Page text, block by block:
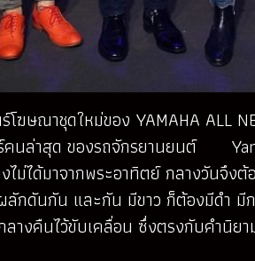
ฆษณาชุดใหม่ของ YAMAHA ALL
คนล่าสุด ของรถจักรยานยนต์
ม่ได้มาจากพระอาทิตย์ กลางวันจึง
ลักดันกัน และกัน มีขาว ก็ต้องมีดำ
ลางคืนไว้ขับเคลื่อน ซึ่งตรงกับคำนิยา